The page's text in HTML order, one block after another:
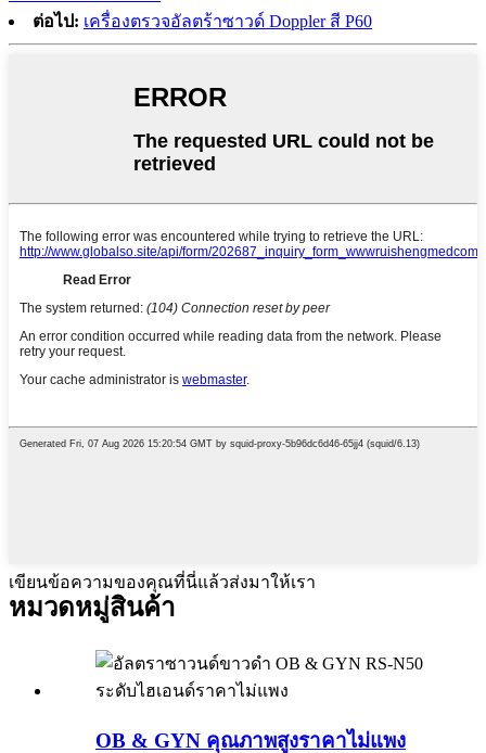
ต่อไป: เครื่องตรวจอัลตร้าซาวด์ Doppler สี P60
เขียนข้อความของคุณที่นี่แล้วส่งมาให้เรา
หมวดหมู่สินค้า
OB & GYN คุณภาพสูงราคาไม่แพง